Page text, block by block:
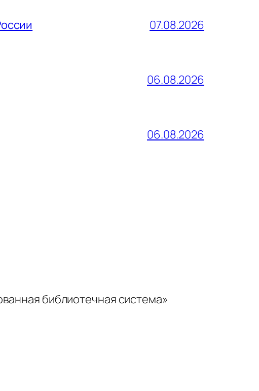
07.08.2026
06.08.2026
06.08.2026
библиотечная система»